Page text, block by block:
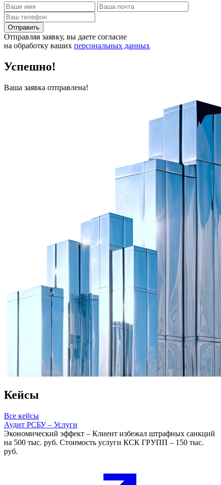
Отправить
Отправляя заявку, вы даете согласие
на обработку ваших персональных данных
Успешно!
Ваша заявка отправлена!
Кейсы
Все кейсы
Аудит РСБУ – Услуги
Экономический эффект – Клиент избежал штрафных санкций
на 500 тыс. руб. Стоимость услуги КСК ГРУПП – 150 тыс.
руб.